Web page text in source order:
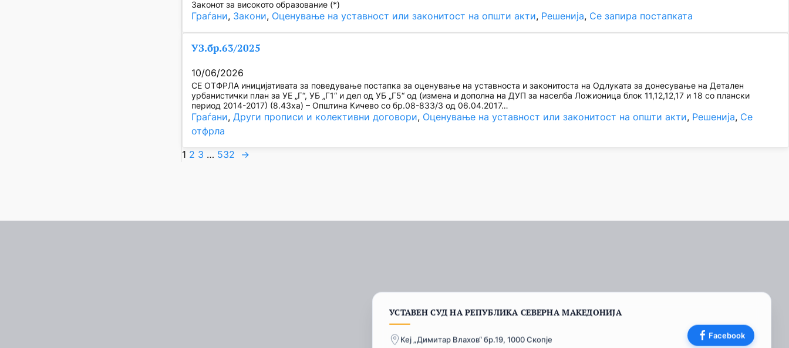
Законот за високото образование (*)
Граѓани, Закони, Оценување на уставност или законитост на општи акти, Решенија, Се запира постапката
УЗ.бр.63/2025
10/06/2026
СЕ ОТФРЛА иницијативата за поведување постапка за оценување на уставноста и законитоста на Одлуката за донесување на Детален
урбанистички план за УЕ „Г“, УБ „Г1“ и дел од УБ „Г5“ од (измена и дополна на ДУП за населба Ложионица блок 11,12,12,17 и 18 со плански
период 2014-2017) (8.43ха) – Општина Кичево со бр.08-833/3 од 06.04.2017…
Граѓани, Други прописи и колективни договори, Оценување на уставност или законитост на општи акти, Решенија, Се
отфрла
1 2 3 … 532 →
УСТАВЕН СУД НА РЕПУБЛИКА СЕВЕРНА МАКЕДОНИЈА
Кеј „Димитар Влахов“ бр.19, 1000 Скопје Facebook